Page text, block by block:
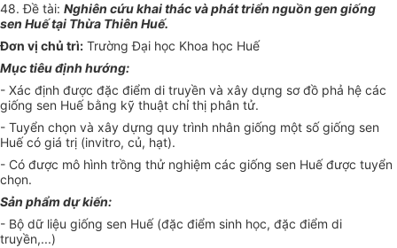
48. Đề tài: Nghiên cứu khai thác và phát triển nguồn gen giống
sen Huế tại Thừa Thiên Huế.
Đơn vị chủ trì: Trường Đại học Khoa học Huế
Mục tiêu định hướng:
- Xác định được đặc điểm di truyền và xây dựng sơ đồ phả hệ các
giống sen Huế bằng kỹ thuật chỉ thị phân tử.
- Tuyển chọn và xây dựng quy trình nhân giống một số giống sen
Huế có giá trị (invitro, củ, hạt).
- Có được mô hình trồng thử nghiệm các giống sen Huế được tuyển
chọn.
Sản phẩm dự kiến:
- Bộ dữ liệu giống sen Huế (đặc điểm sinh học, đặc điểm di
truyền,...)